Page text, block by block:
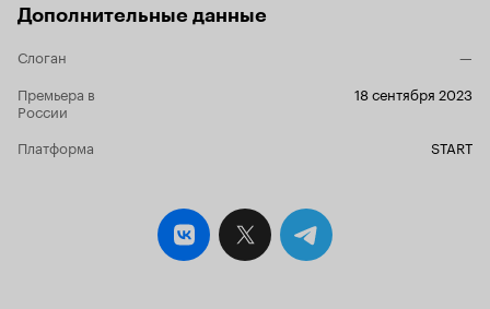
мальчик, что решили целовать его, извините, в
пятую точку и угождать во всем, но только не
Неприятный и запущенный персонаж,
ровесник Сони и дядя девочек, который можно
сказать презирает своих родственников и
всячески гнобит, лишь бы вывести на эмоции.
Чуть что происходит не по его желанию и
против него - хнычет как сопляк и
Людмила Сергеевна потакает его капризам и
даже выступает против своих внучек. Очень
задел момент, когда он припомнил дочке Даше
Соне про случай ухода её матери во время
Дополнительные данные
Слоган
—
Премьера в
России
18 сентября 2023
Платформа START